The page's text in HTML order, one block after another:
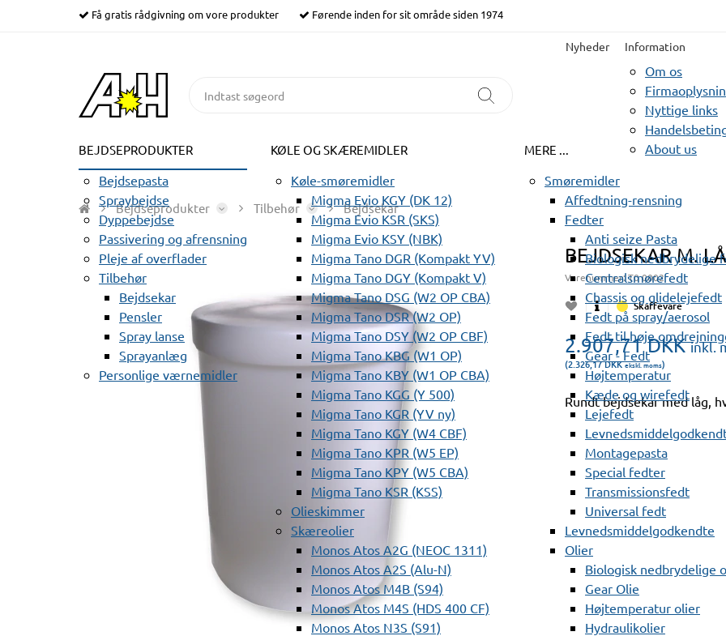
Få gratis rådgivning om vore produkter Førende inden for sit område siden 1974
Nyheder Information
Om os
Nyttige links
About us
BEJDSEPRODUKTER
Bejdsepasta
Spraybejdse
Dyppebejdse
Passivering og afrensning
Pleje af overflader
Tilbehør
Bejdsekar
Pensler
Spray lanse
Sprayanlæg
Personlige værnemidler
KØLE OG SKÆREMIDLER
Køle-smøremidler
Migma Evio KGY (DK 12)
Migma Evio KSR (SKS)
Migma Evio KSY (NBK)
Migma Tano DGR (Kompakt YV)
Migma Tano DGY (Kompakt V)
Migma Tano DSG (W2 OP CBA)
Migma Tano DSR (W2 OP)
Migma Tano DSY (W2 OP CBF)
Migma Tano KBG (W1 OP)
Migma Tano KBY (W1 OP CBA)
Migma Tano KGG (Y 500)
Migma Tano KGR (YV ny)
Migma Tano KGY (W4 CBF)
Migma Tano KPR (W5 EP)
Migma Tano KPY (W5 CBA)
Migma Tano KSR (KSS)
Olieskimmer
Skæreolier
Monos Atos A2G (NEOC 1311)
Monos Atos A2S (Alu-N)
Monos Atos M4B (S94)
Monos Atos M4S (HDS 400 CF)
Monos Atos N3S (S91)
MERE ...
Smøremidler
Affedtning-rensning
Fedter
Anti seize Pasta
Biologisk nedbrydelige
Centralsmørefedt
Chassis og glidelejefedt
Fedt på spray/aerosol
Fedt til høje
Gear - Fedt
Højtemperatur
Kæde og wirefedt
Lejefedt
Montagepasta
Special fedter
Transmissionsfedt
Universal fedt
Levnedsmiddelgodkendte
Olier
Biologisk nedbrydelige
Gear Olie
Højtemperatur olier
Hydraulikolier
Bejdseprodukter Tilbehør Bejdsekar
BEJDSEKAR M.
Varenummer:T0 0002
Skaffevare
2.907,71DKK inkl.
(2.326,17DKK ekskl. moms)
Rundt bejdsekar med låg,